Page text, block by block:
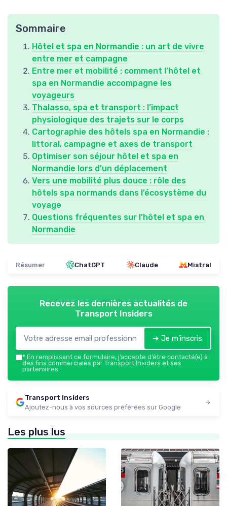
Sommaire
Hôtel et spa en Normandie : un art de vivre
entre mer et campagne
Entre mer et mobilité : comment l’hôtel et
spa en Normandie accompagne les
voyageurs
Thalasso, spa et transport : l’impact
physiologique des trajets sur le corps
Cartographie des hôtels spa en Normandie :
littoral, campagne et axes de transport
Optimiser son séjour hôtel et spa en
Normandie lors d’un déplacement
Vers une mobilité plus douce : rôle des
hôtels spa normands dans l’écosystème du
voyage
Questions fréquentes sur l’hôtel et spa en
Normandie
Résumer ChatGPT Claude Mistral
Recevez les dernières actualités de
Transport Insiders
➔ Je m'inscris
* En remplissant ce formulaire, j’accepte d’être contacté(e) à
des fins commerciales par Transport Insiders et ses
partenaires.
Transport Insiders
Ajoutez-nous à vos sources préférées sur Google
Les plus lus